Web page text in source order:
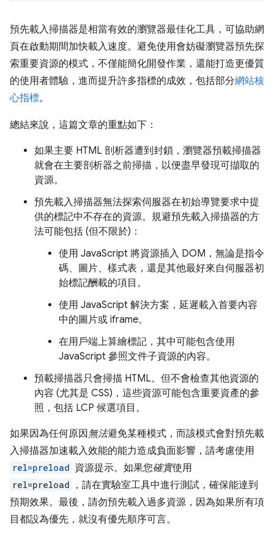
預先載入掃描器是相當有效的瀏覽器最佳化工具，可協助網
頁在啟動期間加快載入速度。避免使用會妨礙瀏覽器預先探
索重要資源的模式，不僅能簡化開發作業，還能打造更優質
的使用者體驗，進而提升許多指標的成效，包括部分網站核
心指標。
總結來說，這篇文章的重點如下：
如果主要 HTML 剖析器遭到封鎖，瀏覽器預載掃描器
就會在主要剖析器之前掃描，以便盡早發現可擷取的
資源。
預先載入掃描器無法探索伺服器在初始導覽要求中提
供的標記中不存在的資源。規避預先載入掃描器的方
法可能包括 (但不限於)：
使用 JavaScript 將資源插入 DOM，無論是指令
碼、圖片、樣式表，還是其他最好來自伺服器初
始標記酬載的項目。
使用 JavaScript 解決方案，延遲載入首要內容
中的圖片或 iframe。
在用戶端上算繪標記，其中可能包含使用
JavaScript 參照文件子資源的內容。
預載掃描器只會掃描 HTML。但不會檢查其他資源的
內容 (尤其是 CSS)，這些資源可能包含重要資產的參
照，包括 LCP 候選項目。
如果因為任何原因無法避免某種模式，而該模式會對預先載
入掃描器加速載入效能的能力造成負面影響，請考慮使用
rel=preload 資源提示。如果您確實使用
rel=preload
，請在實驗室工具中進行測試，確保能達到
預期效果。最後，請勿預先載入過多資源，因為如果所有項
目都設為優先，就沒有優先順序可言。